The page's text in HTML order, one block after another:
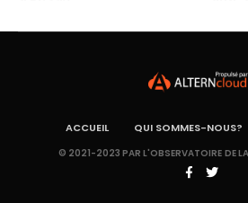
ACCUEIL QUI SOMMES-NOUS?
© 2021-2023 PAR L'OBSERVATOIRE DE